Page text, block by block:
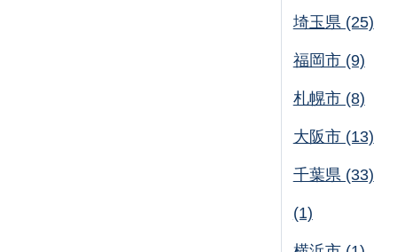
埼玉県 (25)
福岡市 (9)
札幌市 (8)
大阪市 (13)
千葉県 (33)
(1)